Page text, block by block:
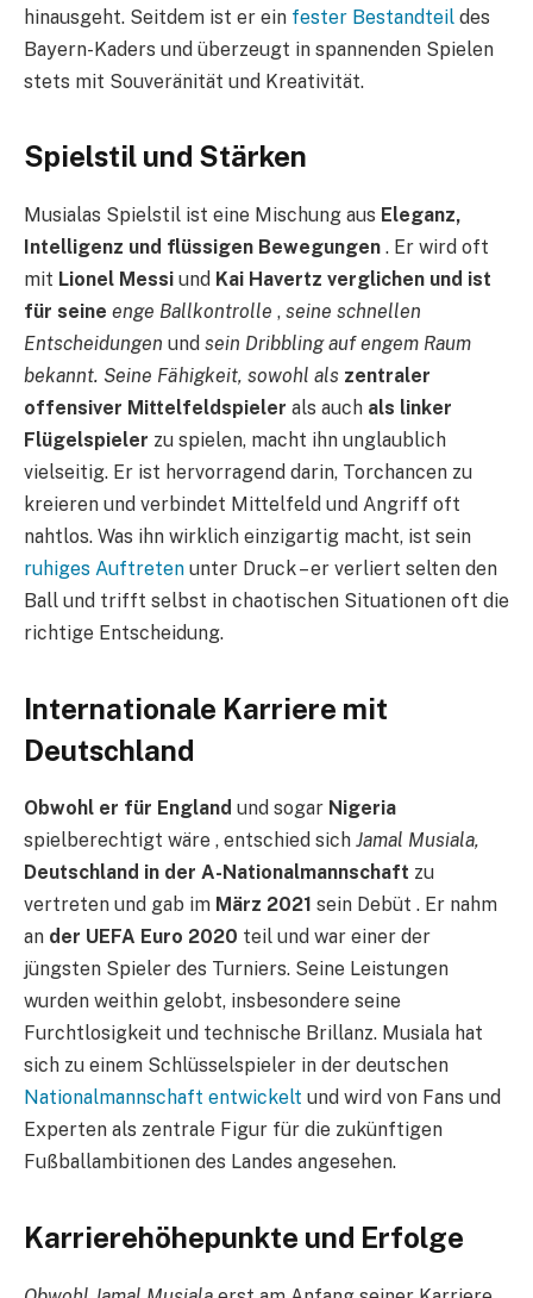
hinausgeht. Seitdem ist er ein fester Bestandteil des
Bayern-Kaders und überzeugt in spannenden Spielen
stets mit Souveränität und Kreativität.
Spielstil und Stärken
Musialas Spielstil ist eine Mischung aus Eleganz,
Intelligenz und flüssigen Bewegungen . Er wird oft
mit Lionel Messi und Kai Havertz verglichen und ist
für seine enge Ballkontrolle , seine schnellen
Entscheidungen und sein Dribbling auf engem Raum
bekannt. Seine Fähigkeit, sowohl als zentraler
offensiver Mittelfeldspieler als auch als linker
Flügelspieler zu spielen, macht ihn unglaublich
vielseitig. Er ist hervorragend darin, Torchancen zu
kreieren und verbindet Mittelfeld und Angriff oft
nahtlos. Was ihn wirklich einzigartig macht, ist sein
ruhiges Auftreten unter Druck – er verliert selten den
Ball und trifft selbst in chaotischen Situationen oft die
richtige Entscheidung.
Internationale Karriere mit
Deutschland
Obwohl er für England und sogar Nigeria
spielberechtigt wäre , entschied sich Jamal Musiala,
Deutschland in der A-Nationalmannschaft zu
vertreten und gab im März 2021 sein Debüt . Er nahm
an der UEFA Euro 2020 teil und war einer der
jüngsten Spieler des Turniers. Seine Leistungen
wurden weithin gelobt, insbesondere seine
Furchtlosigkeit und technische Brillanz. Musiala hat
sich zu einem Schlüsselspieler in der deutschen
Nationalmannschaft entwickelt und wird von Fans und
Experten als zentrale Figur für die zukünftigen
Fußballambitionen des Landes angesehen.
Karrierehöhepunkte und Erfolge